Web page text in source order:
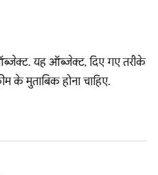
यह ऑब्जेक्ट, दिए गए तरीके
के मुताबिक होना चाहिए.